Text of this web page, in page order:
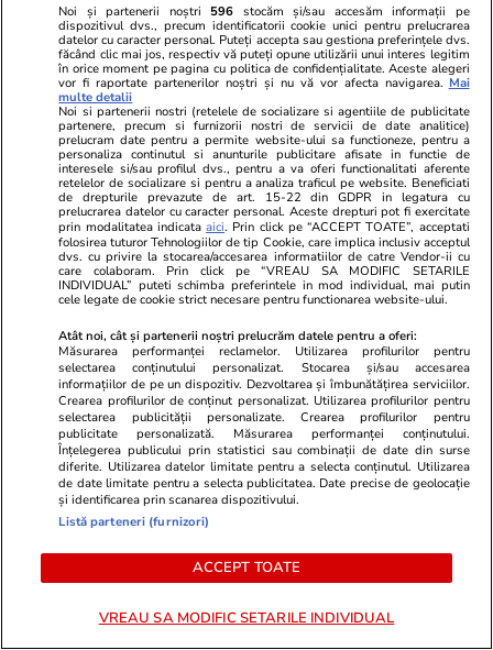
PARTENERI
Adevarul.ro
„Era mai bun trenul vechi, era
răcoare”. Pasagerii unui tren PESA
au fost sufocați de căldură pe
ruta București-Constanța
Fanatik.ro
„Seamănă
fundul jos”.
subiect de
PARTENERI
Noi și partenerii noștri 596 stocăm și/sau accesăm informații pe
dispozitivul dvs., precum identificatorii cookie unici pentru prelucrarea
datelor cu caracter personal. Puteți accepta sau gestiona preferințele dvs.
făcând clic mai jos, respectiv vă puteți opune utilizării unui interes legitim
în orice moment pe pagina cu politica de confidențialitate. Aceste alegeri
vor fi raportate partenerilor noștri și nu vă vor afecta navigarea. Mai
multe detalii
Noi si partenerii nostri (retelele de socializare si agentiile de publicitate
partenere, precum si furnizorii nostri de servicii de date analitice)
prelucram date pentru a permite website-ului sa functioneze, pentru a
personaliza continutul si anunturile publicitare afisate in functie de
interesele si/sau profilul dvs., pentru a va oferi functionalitati aferente
retelelor de socializare si pentru a analiza traficul pe website. Beneficiati
de drepturile prevazute de art. 15-22 din GDPR in legatura cu
prelucrarea datelor cu caracter personal. Aceste drepturi pot fi exercitate
prin modalitatea indicataaici. Prin click pe “ACCEPT TOATE”, acceptati
folosirea tuturor Tehnologiilor de tip Cookie, care implica inclusiv acceptul
dvs. cu privire la stocarea/accesarea informatiilor de catre Vendor-ii cu
care colaboram. Prin click pe “VREAU SA MODIFIC SETARILE
INDIVIDUAL” puteti schimba preferintele in mod individual, mai putin
cele legate de cookie strict necesare pentru functionarea website-ului.
Atât noi, cât și partenerii noștri prelucrăm datele pentru a oferi:
Măsurarea performanței reclamelor. Utilizarea profilurilor pentru
selectarea conținutului personalizat. Stocarea și/sau accesarea
informațiilor de pe un dispozitiv. Dezvoltarea și îmbunătățirea serviciilor.
Crearea profilurilor de conținut personalizat. Utilizarea profilurilor pentru
selectarea publicității personalizate. Crearea profilurilor pentru
publicitate personalizată. Măsurarea performanței conținutului.
Înțelegerea publicului prin statistici sau combinații de date din surse
diferite. Utilizarea datelor limitate pentru a selecta conținutul. Utilizarea
de date limitate pentru a selecta publicitatea. Date precise de geolocație
și identificarea prin scanarea dispozitivului.
Listă parteneri (furnizori)
ACCEPT TOATE
VREAU SA MODIFIC SETARILE INDIVIDUAL